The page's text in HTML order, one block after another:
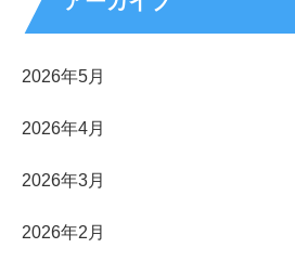
2026年5月
2026年4月
2026年3月
2026年2月